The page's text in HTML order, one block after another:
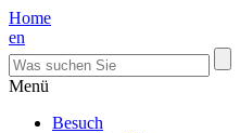
Home
en
Menü
Besuch